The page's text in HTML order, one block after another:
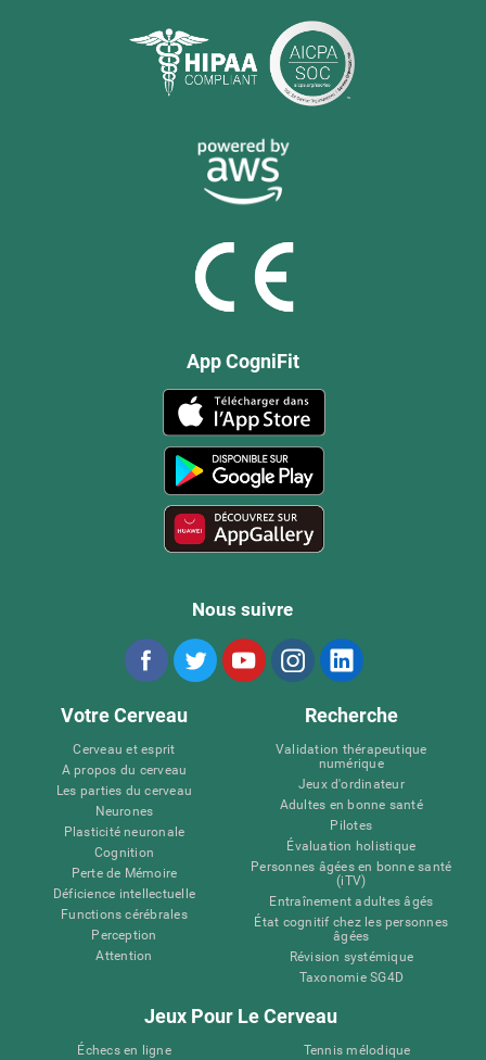
App CogniFit
Nous suivre
Votre Cerveau
Cerveau et esprit
A propos du cerveau
Les parties du cerveau
Neurones
Plasticité neuronale
Cognition
Perte de Mémoire
Déficience intellectuelle
Functions cérébrales
Perception
Attention
Recherche
Validation thérapeutique
numérique
Jeux d'ordinateur
Adultes en bonne santé
Pilotes
Évaluation holistique
Personnes âgées en bonne santé
(iTV)
Entraînement adultes âgés
État cognitif chez les personnes
âgées
Révision systémique
Taxonomie SG4D
Jeux Pour Le Cerveau
Échecs en ligne
Tennis mélodique